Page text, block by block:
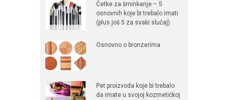
Četke za šminkanje – 5
osnovnih koje bi trebalo imati
(plus još 5 za svaki slučaj)
Osnovno o bronzerima
Pet proizvoda koje bi trebalo
da imate u svojoj kozmetičkoj